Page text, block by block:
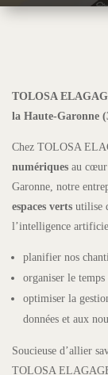
TOLOSA
la Haute-Garonne
Chez TOLOSA
numériques au cœur
Garonne, notre
espaces verts utilise
l’intelligence
planifier nos
organiser le temps
optimiser la
données et aux
Soucieuse d’allier
TOLOSA